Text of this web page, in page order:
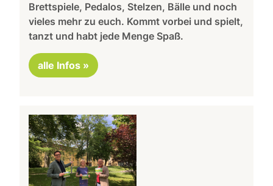
Brettspiele, Pedalos, Stelzen, Bälle und noch
vieles mehr zu euch. Kommt vorbei und spielt,
tanzt und habt jede Menge Spaß.
alle Infos »